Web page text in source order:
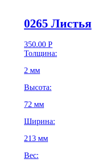
0265 Листья
350.00 Р
Толщина:
2 мм
Высота:
72 мм
Ширина:
213 мм
Вес: